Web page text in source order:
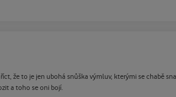
že to je jen ubohá snůška výmluv, kterými se chabě
a toho se oni bojí.